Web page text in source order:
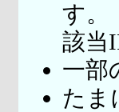
す。
該当
一部
たま